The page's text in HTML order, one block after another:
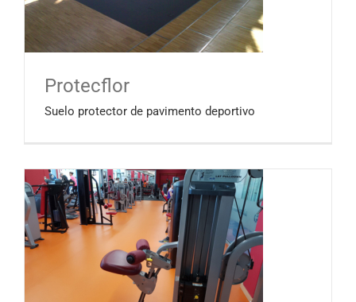
Protecflor
Suelo protector de pavimento deportivo